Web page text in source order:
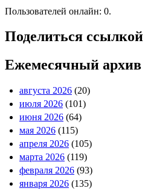
Пользователей онлайн: 0.
Поделиться ссылкой
Ежемесячный архив
августа 2026 (20)
июля 2026 (101)
июня 2026 (64)
мая 2026 (115)
апреля 2026 (105)
марта 2026 (119)
февраля 2026 (93)
января 2026 (135)